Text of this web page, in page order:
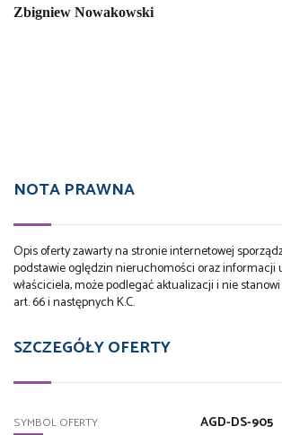
Zbigniew Nowakowski
NOTA PRAWNA
Opis oferty zawarty na stronie internetowej
podstawie oględzin nieruchomości oraz informacji
właściciela, może podlegać aktualizacji i nie
art. 66 i następnych K.C.
SZCZEGÓŁY OFERTY
SYMBOL OFERTY AGD-DS-905